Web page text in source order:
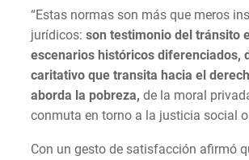
“Estas normas son más que meros
jurídicos: son testimonio del tránsito
escenarios históricos diferenciados,
caritativo que transita hacia el
aborda la pobreza, de la moral
conmuta en torno a la justicia social
Con un gesto de satisfacción afirmó